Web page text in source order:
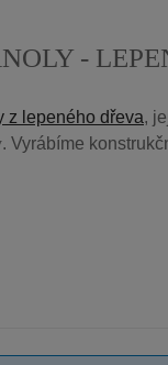
-
z lepeného dřeva,
. Vyrábíme